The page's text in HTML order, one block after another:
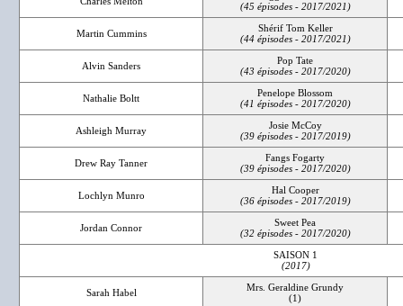
(45 épisodes - 2017/2021)
Martin Cummins
Shérif Tom Keller
(44 épisodes - 2017/2021)
Alvin Sanders
Pop Tate
(43 épisodes - 2017/2020)
Nathalie Boltt
Penelope Blossom
(41 épisodes - 2017/2020)
Ashleigh Murray
Josie McCoy
(39 épisodes - 2017/2019)
Drew Ray Tanner
Fangs Fogarty
(39 épisodes - 2017/2020)
Lochlyn Munro
Hal Cooper
(36 épisodes - 2017/2019)
Jordan Connor
Sweet Pea
(32 épisodes - 2017/2020)
SAISON 1
(2017)
Sarah Habel
Mrs. Geraldine Grundy
(1)